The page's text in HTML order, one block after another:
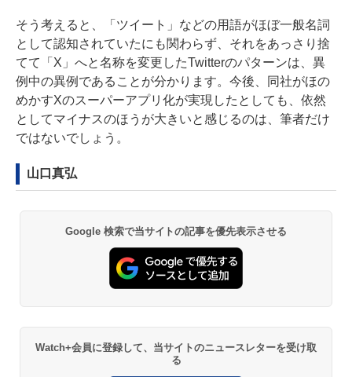
そう考えると、「ツイート」などの用語がほぼ一般名詞
として認知されていたにも関わらず、それをあっさり捨
てて「X」へと名称を変更したTwitterのパターンは、異
例中の異例であることが分かります。今後、同社がほの
めかすXのスーパーアプリ化が実現したとしても、依然
としてマイナスのほうが大きいと感じるのは、筆者だけ
ではないでしょう。
山口真弘
Google 検索で当サイトの記事を優先表示させる
Watch+会員に登録して、当サイトのニュースレターを受け取
る